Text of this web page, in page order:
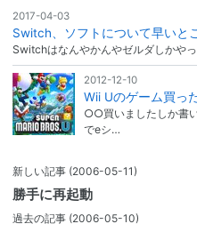
2017-04-03
Switch、ソフトについて早いと
Switchはなんやかんやゼルダしかや
2012-12-10
Wii Uのゲーム買っ
○○買いましたしか書
でeシ…
新しい記事 (2006-05-11)
勝手に再起動
過去の記事 (2006-05-10)